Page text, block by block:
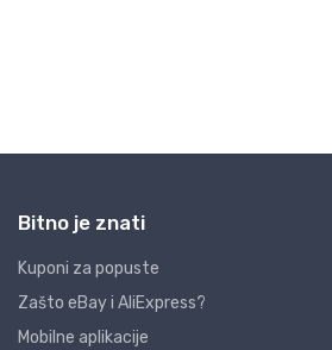
Bitno je znati
Kuponi za popuste
Zašto eBay i AliExpress?
Mobilne aplikacije